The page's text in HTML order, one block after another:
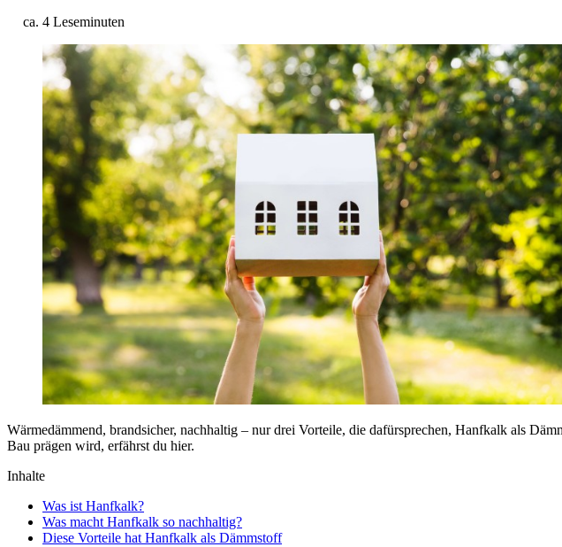
ca. 4 Leseminuten
Wärmedämmend, brandsicher, nachhaltig – nur drei Vorteile, die dafürsprechen, Hanfkalk als
Bau prägen wird, erfährst du hier.
Inhalte
Was ist Hanfkalk?
Was macht Hanfkalk so nachhaltig?
Diese Vorteile hat Hanfkalk als Dämmstoff